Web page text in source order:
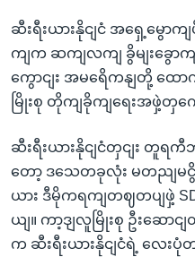
ဆီးရီးယားနိုငျငံ အရှေ့မွော
ကျက ဆကျလကျ ခွိမျးခွောက
ကွောငျး အမရေိကနျတို့ ထော
မြိုးစု တိုကျခိုကျရေးအဖှဲ့တှက
ဆီးရီးယားနိုငျငံတှငျး တူရ
တော့ ဒသေတခုလုံး မတညျမငွိ
ယား ဒီမိုကရကျတဈတပျဖှဲ့
ယျ။ ကာ့ဒျလူမြိုးစု ဦးဆော
က ဆီးရီးယားနိုငျငံရဲ့ လေးပုံတ